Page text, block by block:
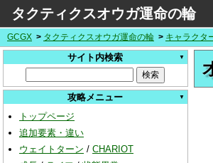
タクティクスオウガ運命の輪
GCGX タクティクスオウガ運命の輪 キャラクタ
サイト内検索
攻略メニュー
トップページ
追加要素・違い
ウェイトターン / CHARIOT